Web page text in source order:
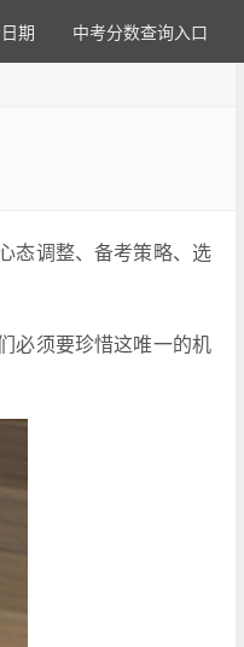
期 中考分数查询入口
态调整、备考策略、选
必须要珍惜这唯一的机